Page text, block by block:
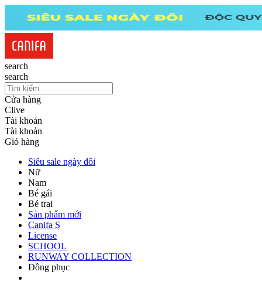
search
search
Cửa hàng
Clive
Tài khoản
Tài khoản
Giỏ hàng
Siêu sale ngày đôi
Nữ
Nam
Bé gái
Bé trai
Sản phẩm mới
Canifa S
License
SCHOOL
RUNWAY COLLECTION
Đồng phục